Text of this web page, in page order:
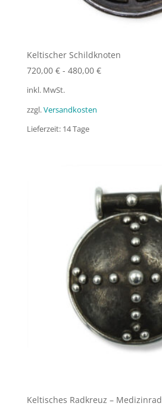
Keltischer Schildknoten
720,00 €- 480,00 €
inkl. MwSt.
zzgl.Versandkosten
Lieferzeit: 14 Tage
Keltisches Radkreuz – Medizinrad